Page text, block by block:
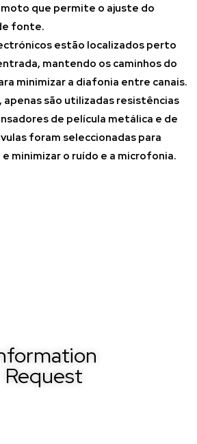
que permite o ajuste do
fonte.
estão localizados perto
mantendo os caminhos do
minimizar a diafonia entre canais.
apenas são utilizadas resistências
de película metálica e de
foram seleccionadas para
minimizar o ruído e a microfonia.
Request